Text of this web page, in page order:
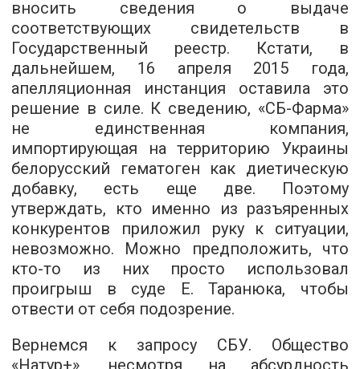
вносить сведения о выдаче
соответствующих свидетельств в
Государственный реестр. Кстати, в
дальнейшем, 16 апреля 2015 года,
апелляционная инстанция оставила это
решение в силе. К сведению, «СБ-Фарма»
не единственная компания,
импортирующая на территорию Украины
белорусский гематоген как диетическую
добавку, есть еще две. Поэтому
утверждать, кто именно из разъяренных
конкурентов приложил руку к ситуации,
невозможно. Можно предположить, что
кто-то из них просто использовал
проигрыш в суде Е. Таранюка, чтобы
отвести от себя подозрение.
Вернемся к запросу СБУ. Общество
«Натур+», несмотря на абсурдность